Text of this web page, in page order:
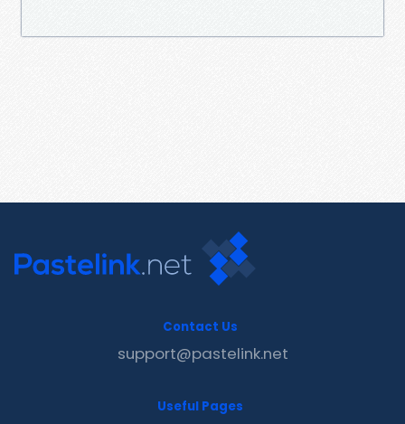
Contact Us
support@pastelink.net
Useful Pages